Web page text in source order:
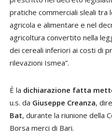
pratiche commerciali sleali tra
agricola e alimentare e nel
agricoltura convertito nella
dei cereali inferiori ai costi di
rilevazioni Ismea”.
È la dichiarazione fatta
u.s. da Giuseppe Creanza,
Bat, durante la riunione della
Borsa merci di Bari.